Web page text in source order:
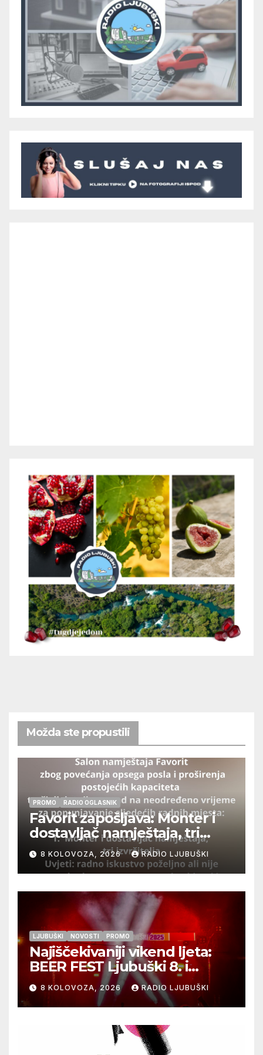
Možda ste propustili
PROMO RADIO OGLASNIK
Favorit zapošljava: Monter i
dostavljač namještaja, tri
izvršitelja
8 KOLOVOZA, 2026 RADIO LJUBUŠKI
LJUBUŠKI NOVOSTI PROMO
Najiščekivaniji vikend ljeta:
BEER FEST Ljubuški 8. i
9.kolovoza
8 KOLOVOZA, 2026 RADIO LJUBUŠKI